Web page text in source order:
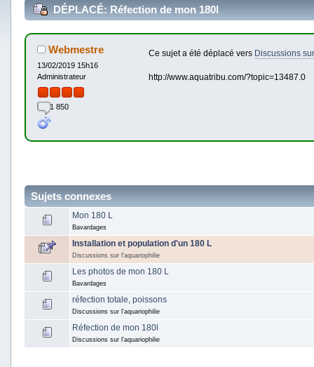
DÉPLACÉ: Réfection de mon 180l
Webmestre
13/02/2019 15h16
Administrateur
1 850
Ce sujet a été déplacé vers Discussions
http://www.aquatribu.com/?topic=13487.0
Sujets connexes
Mon 180 L
Bavardages
Installation et population d'un 180 L
Discussions sur l'aquariophilie
Les photos de mon 180 L
Bavardages
réfection totale, poissons
Discussions sur l'aquariophilie
Réfection de mon 180l
Discussions sur l'aquariophilie